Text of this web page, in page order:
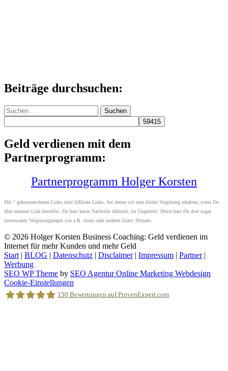
Beiträge durchsuchen:
Suchen
nach:
Geld verdienen mit dem
Partnerprogramm:
Partnerprogramm Holger Korsten
Mit ° gekennzeichnete Links sind Affiliate Links, bei denen wir eine kleine Vergütung erhalten, wenn Du
über unseren Link bestellst. Du hast keine Nachteile dadurch, im Gegenteil: Meist hast Du dort sogar
interessante Vergünstigungen wie z.B. einen oder mehere Gratis Monate.
© 2026 Holger Korsten Business Coaching: Geld verdienen im
Internet für mehr Kunden und mehr Geld
Start | BLOG | Datenschutz | Disclaimer| Impressum | Partner|
Werbung
SEO WP Theme by SEO Agentur Online Marketing Webdesign
Nach
oben
scrollen
Cookie-Einstellungen
150 Bewertungen auf ProvenExpert.com